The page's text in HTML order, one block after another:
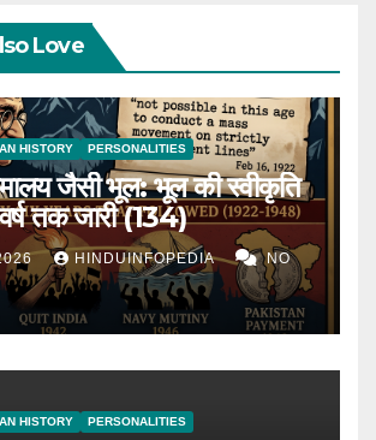
Love
HISTORY PERSONALITIES
जैसी भूल: भूल की स्वीकृति
तक जारी (134)
HINDUINFOPEDIA NO
HISTORY PERSONALITIES